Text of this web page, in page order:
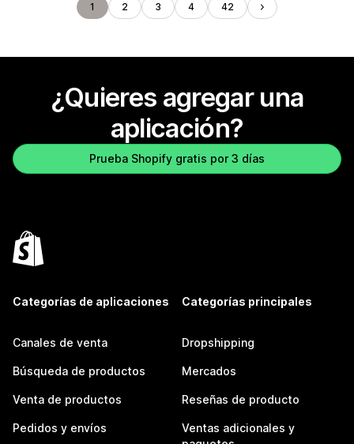
1 2 3 4 42
¿Quieres agregar una
aplicación?
Prueba Shopify gratis por 3 días
Categorías de aplicaciones
Canales de venta
Búsqueda de productos
Venta de productos
Pedidos y envíos
Categorías principales
Dropshipping
Mercados
Reseñas de producto
Ventas adicionales y